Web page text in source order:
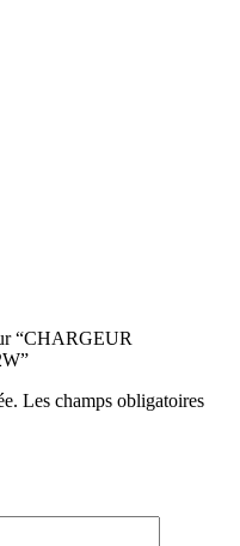
“CHARGEUR
Les champs obligatoires